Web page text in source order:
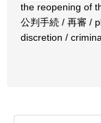
the reopening of
公判手続 / 再審 /
discretion /